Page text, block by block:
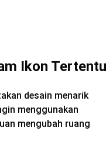
Ikon Tertentu
desain menarik
menggunakan
mengubah ruang